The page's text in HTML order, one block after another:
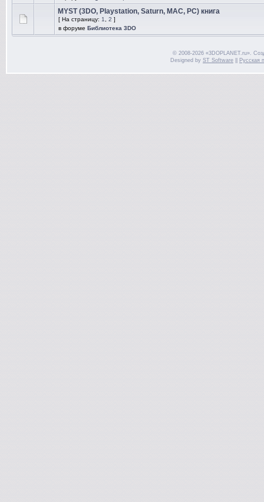
MYST (3DO, Playstation, Saturn, MAC, PC) книга
[ На страницу: 1 2 ]
в форуме Библиотека 3DO
© 2008-2026 «3DOPLANET.ru».
Designed by ST Software Русская